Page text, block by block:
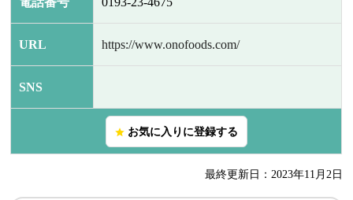
URL https://www.onofoods.com/
SNS
star お気に入りに登録する
最終更新日：2023年11月2日